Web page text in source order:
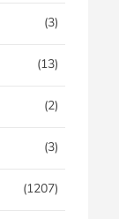
(3)
(13)
(2)
(3)
(1207)